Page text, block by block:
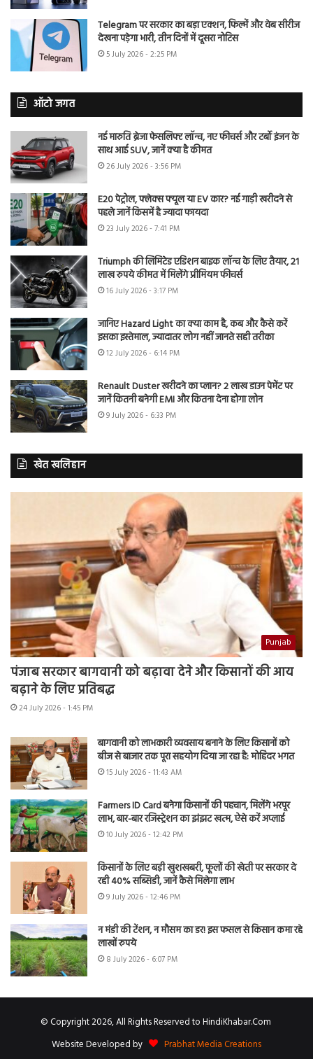
Telegram पर सरकार का बड़ा एक्शन, फिल्में और वेब सीरीज
देखना पड़ेगा भारी, तीन दिनों में दूसरा नोटिस
5 July 2026 - 2:25 PM
ऑटो जगत
नई मारुति ब्रेजा फेसलिफ्ट लॉन्च, नए फीचर्स और टर्बो इंजन के
साथ आई SUV, जानें क्या है कीमत
26 July 2026 - 3:56 PM
E20 पेट्रोल, फ्लेक्स फ्यूल या EV कार? नई गाड़ी खरीदने से
पहले जानें किसमें है ज्यादा फायदा
23 July 2026 - 7:41 PM
Triumph की लिमिटेड एडिशन बाइक लॉन्च के लिए तैयार, 21
लाख रुपये कीमत में मिलेंगे प्रीमियम फीचर्स
16 July 2026 - 3:17 PM
जानिए Hazard Light का क्या काम है, कब और कैसे करें
इसका इस्तेमाल, ज्यादातर लोग नहीं जानते सही तरीका
12 July 2026 - 6:14 PM
Renault Duster खरीदने का प्लान? 2 लाख डाउन पेमेंट पर
जानें कितनी बनेगी EMI और कितना देना होगा लोन
9 July 2026 - 6:33 PM
खेत खलिहान
Punjab
पंजाब सरकार बागवानी को बढ़ावा देने और किसानों की आय
बढ़ाने के लिए प्रतिबद्ध
24 July 2026 - 1:45 PM
बागवानी को लाभकारी व्यवसाय बनाने के लिए किसानों को
बीज से बाजार तक पूरा सहयोग दिया जा रहा है: मोहिंदर भगत
15 July 2026 - 11:43 AM
Farmers ID Card बनेगा किसानों की पहचान, मिलेंगे भरपूर
लाभ, बार-बार रजिस्ट्रेशन का झंझट खत्म, ऐसे करें अप्लाई
10 July 2026 - 12:42 PM
किसानों के लिए बड़ी खुशखबरी, फूलों की खेती पर सरकार दे
रही 40% सब्सिडी, जानें कैसे मिलेगा लाभ
9 July 2026 - 12:46 PM
न मंडी की टेंशन, न मौसम का डर! इस फसल से किसान कमा रहे
लाखों रुपये
8 July 2026 - 6:07 PM
© Copyright 2026, All Rights Reserved to HindiKhabar.Com
Website Developed by
Prabhat Media Creations